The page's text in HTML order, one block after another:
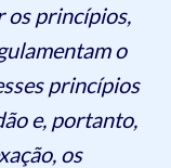
os princípios,
o
princípios
e, portanto,
os